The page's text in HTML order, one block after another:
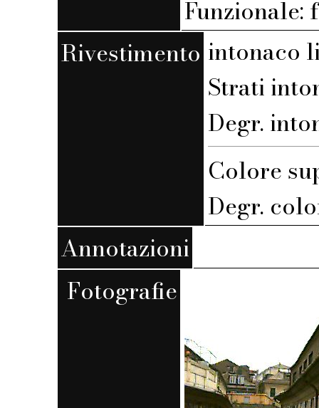
Funzionale:
Rivestimento intonaco
Strati
Degr.
Colore
Degr.
Annotazioni
Fotografie